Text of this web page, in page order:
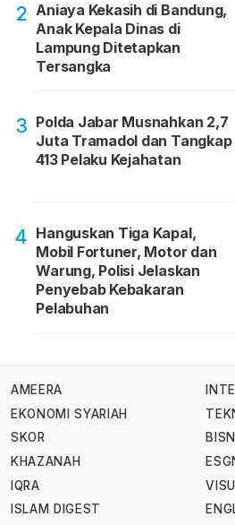
2 Aniaya Kekasih di Bandung,
Anak Kepala Dinas di
Lampung Ditetapkan
Tersangka
3 Polda Jabar Musnahkan 2,7
Juta Tramadol dan Tangkap
413 Pelaku Kejahatan
4 Hanguskan Tiga Kapal,
Mobil Fortuner, Motor dan
Warung, Polisi Jelaskan
Penyebab Kebakaran
Pelabuhan
AMEERA
EKONOMI SYARIAH
SKOR
KHAZANAH
IQRA
ISLAM DIGEST